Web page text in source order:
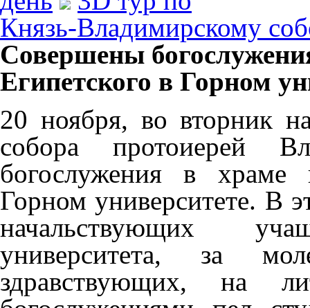
Князь-Владимирскому
Совершены
Египетского в Горном
20 ноября, во вторник
собора протоиерей
богослужения в храме
Горном университете. В
начальствующих
университета, за
здравствующих,